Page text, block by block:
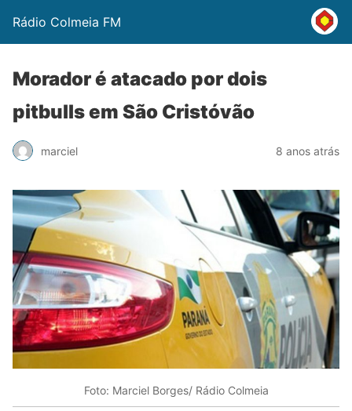
Rádio Colmeia FM
Morador é atacado por dois
pitbulls em São Cristóvão
marciel 8 anos atrás
Foto: Marciel Borges/ Rádio Colmeia